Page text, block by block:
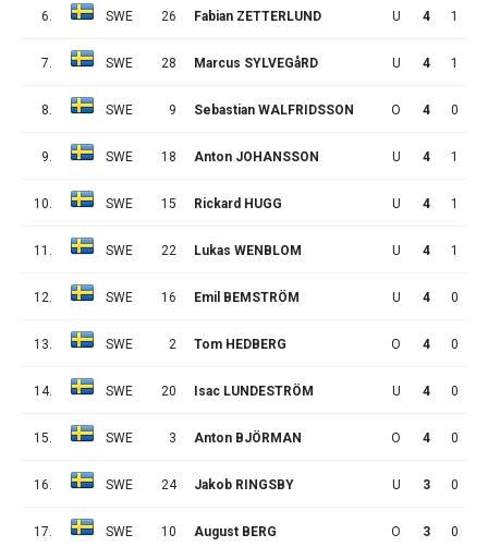
6. SWE 26 Fabian ZETTERLUND U 4 1
7. SWE 28 Marcus SYLVEGåRD U 4 1
8. SWE 9 Sebastian WALFRIDSSON O 4 0
9. SWE 18 Anton JOHANSSON U 4 1
10. SWE 15 Rickard HUGG U 4 1
11. SWE 22 Lukas WENBLOM U 4 1
12. SWE 16 Emil BEMSTRÖM U 4 0
13. SWE 2 Tom HEDBERG O 4 0
14. SWE 20 Isac LUNDESTRÖM U 4 0
15. SWE 3 Anton BJÖRMAN O 4 0
16. SWE 24 Jakob RINGSBY U 3 0
17. SWE 10 August BERG O 3 0